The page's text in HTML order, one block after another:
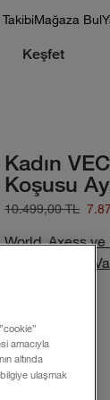
Mağaza Bul
Keşfet
Kadın
Koşusu
10.499,00 TL
World, Axess
Alışverişlerde
Beden:
amacıyla
altında
ulaşmak